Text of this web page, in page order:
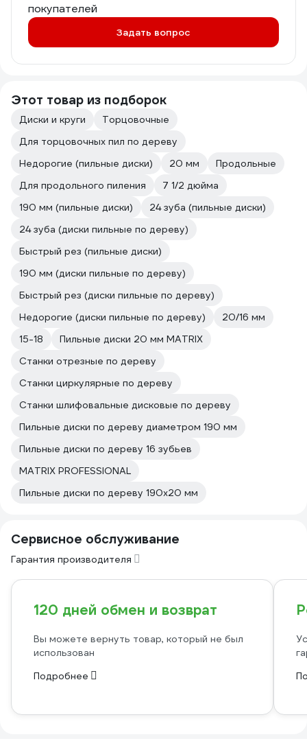
покупателей
Задать вопрос
Этот товар из подборок
Диски и круги
Торцовочные
Для торцовочных пил по дереву
Недорогие (пильные диски)
20 мм
Продольные
Для продольного пиления
7 1/2 дюйма
190 мм (пильные диски)
24 зуба (пильные диски)
24 зуба (диски пильные по дереву)
Быстрый рез (пильные диски)
190 мм (диски пильные по дереву)
Быстрый рез (диски пильные по дереву)
Недорогие (диски пильные по дереву)
20/16 мм
15-18
Пильные диски 20 мм MATRIX
Станки отрезные по дереву
Станки циркулярные по дереву
Станки шлифовальные дисковые по дереву
Пильные диски по дереву диаметром 190 мм
Пильные диски по дереву 16 зубьев
MATRIX PROFESSIONAL
Пильные диски по дереву 190х20 мм
Сервисное обслуживание
Гарантия производителя
120 дней обмен и возврат
Вы можете вернуть товар, который не был
использован
Подробнее